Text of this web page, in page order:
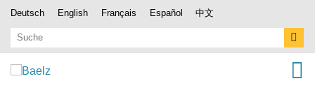
Deutsch English Français Español 中文